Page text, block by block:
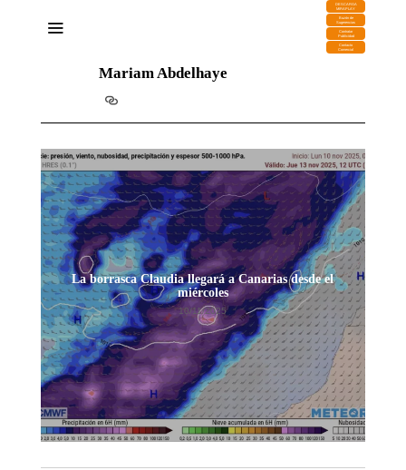
DESCARGA
MIRAPLAY
Buzón de
Sugerencias
Contratar
Publicidad
Contacto
Comercial
Mariam Abdelhaye
La borrasca Claudia llegará a Canarias desde el
miércoles
10/11/2025